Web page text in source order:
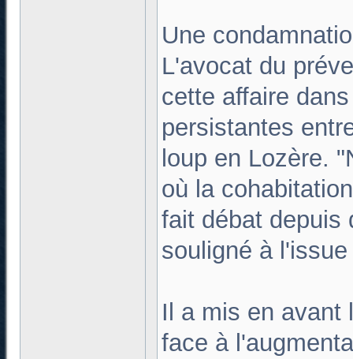
Une
L'avocat du
cette affaire
persistantes
loup en Lozère.
où la
fait débat depuis
souligné à
Il a mis en avant
face à